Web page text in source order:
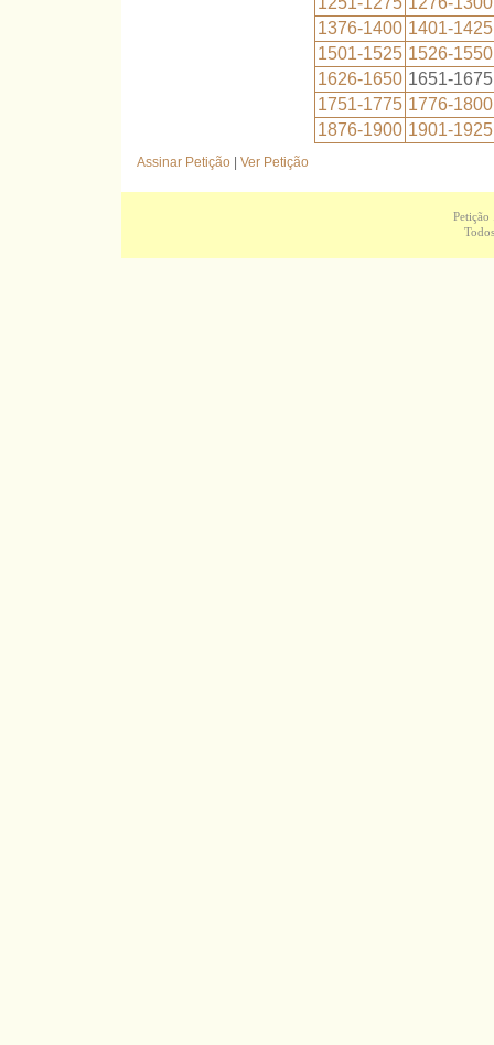
1376-1400 1401-1425
1501-1525 1526-1550
1626-1650 1651-1675
1751-1775 1776-1800
1876-1900 1901-1925
Assinar Petição Ver Petição
Petição